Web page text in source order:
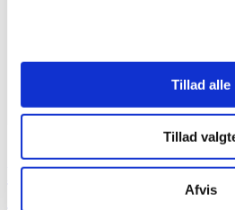
Tillad alle
Tillad
Afvis
Miniliga
Kamikaze-ligaen: 25 år